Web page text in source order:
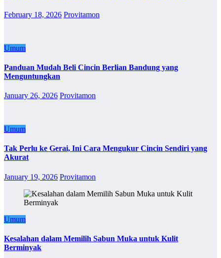
February 18, 2026 Provitamon
Umum
Panduan Mudah Beli Cincin Berlian Bandung yang
Menguntungkan
January 26, 2026 Provitamon
Umum
Tak Perlu ke Gerai, Ini Cara Mengukur Cincin Sendiri yang
Akurat
January 19, 2026 Provitamon
Umum
Kesalahan dalam Memilih Sabun Muka untuk Kulit
Berminyak